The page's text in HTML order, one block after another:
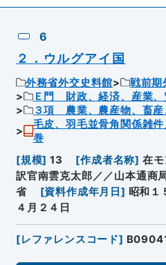
6
２．ウルグアイ国
外務省外交史料館
戦前期
Ｅ門 財政、経済、産業、
３項 農業、農産物、畜産
毛皮、羽毛並骨角関係雑
巻
[規模] 13 [作成者名称] 在
訳官南雲克太郎／／山本通商
省
[資料作成年月日 ] 昭和１
４月２４日
[レファレンスコード]